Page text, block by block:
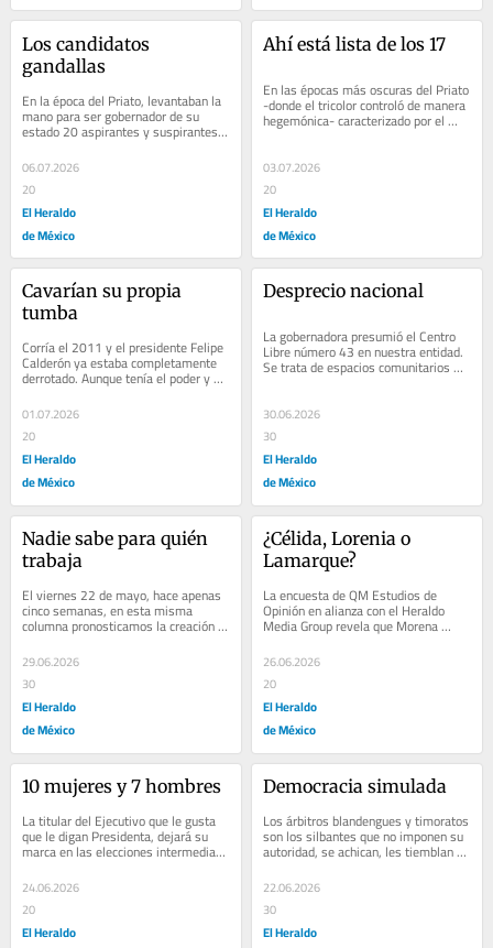
Los candidatos
gandallas
En la época del Priato, levantaban la
mano para ser gobernador de su
estado 20 aspirantes y suspirantes,
pero todos sabían que el
privilegiado...
06.07.2026
20
El Heraldo
de México
Ahí está lista de los 17
En las épocas más oscuras del Priato
-donde el tricolor controló de manera
hegemónica- caracterizado por el
presidencialismo absoluto, no...
03.07.2026
20
El Heraldo
de México
Cavarían su propia
tumba
Corría el 2011 y el presidente Felipe
Calderón ya estaba completamente
derrotado. Aunque tenía el poder y el
manejo de la chequera, era un
muerto...
01.07.2026
20
El Heraldo
de México
Desprecio nacional
La gobernadora presumió el Centro
Libre número 43 en nuestra entidad.
Se trata de espacios comunitarios
enfocados a ofrecer servicios
30.06.2026
30
El Heraldo
de México
Nadie sabe para quién
trabaja
El viernes 22 de mayo, hace apenas
cinco semanas, en esta misma
columna pronosticamos la creación
de dos nuevos partidos en México. El
INE y...
29.06.2026
30
El Heraldo
de México
¿Célida, Lorenia o
Lamarque?
La encuesta de QM Estudios de
Opinión en alianza con el Heraldo
Media Group revela que Morena
mantiene una posición muy
dominante y cómoda, de cara...
26.06.2026
20
El Heraldo
de México
10 mujeres y 7 hombres
La titular del Ejecutivo que le gusta
que le digan Presidenta, dejará su
marca en las elecciones intermedias
por...
24.06.2026
20
El Heraldo
Democracia simulada
Los árbitros blandengues y timoratos
son los silbantes que no imponen su
autoridad, se achican, les tiemblan
las corvas ante las estrellas, dejan...
22.06.2026
30
El Heraldo